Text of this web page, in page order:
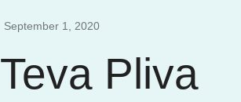
September 1, 2020
Teva Pliva